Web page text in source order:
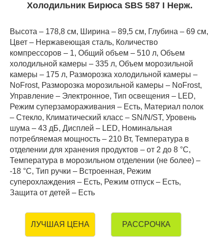
Холодильник Бирюса SBS 587 I Нерж.
Высота – 178,8 см, Ширина – 89,5 см, Глубина – 69 см,
Цвет – Нержавеющая сталь, Количество
компрессоров – 1, Общий объем – 510 л, Объем
холодильной камеры – 335 л, Объем морозильной
камеры – 175 л, Разморозка холодильной камеры –
NoFrost, Разморозка морозильной камеры – NoFrost,
Управление – Электронное, Тип освещения – LED,
Режим суперзамораживания – Есть, Материал полок
– Стекло, Климатический класс – SN/N/ST, Уровень
шума – 43 дБ, Дисплей – LED, Номинальная
потребляемая мощность – 210 Вт, Температура в
отделении для хранения продуктов – от 2 до 8 °C,
Температура в морозильном отделении (не более) –
-18 °C, Тип ручки – Встроенная, Режим
суперохлаждения – Есть, Режим отпуск – Есть,
Защита от детей – Есть
ЛУЧШАЯ ЦЕНА РАССРОЧКА